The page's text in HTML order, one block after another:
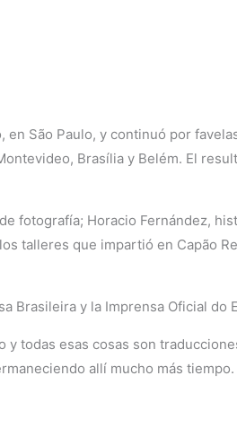
São Paulo, y continuó por
Brasília y Belém. El
fotografía; Horacio Fernández,
talleres que impartió en Capão
Brasileira y la Imprensa Oficial do
todas esas cosas son
allí mucho más